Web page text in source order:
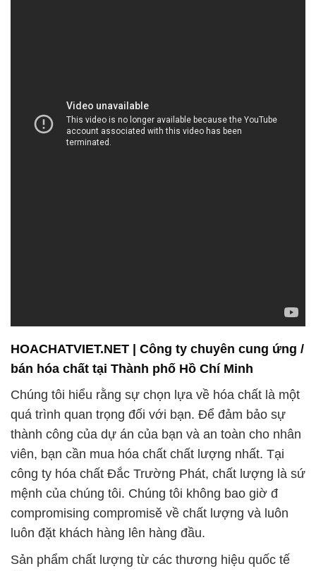
HOACHATVIET.NET | Công ty chuyên cung ứng /
bán hóa chất tại Thành phố Hồ Chí Minh
Chúng tôi hiểu rằng sự chọn lựa về hóa chất là một
quá trình quan trọng đối với bạn. Để đảm bảo sự
thành công của dự án của bạn và an toàn cho nhân
viên, bạn cần mua hóa chất chất lượng nhất. Tại
công ty hóa chất Đắc Trường Phát, chất lượng là sứ
mệnh của chúng tôi. Chúng tôi không bao giờ đ
compromising compromisě về chất lượng và luôn
luôn đặt khách hàng lên hàng đầu.
Sản phẩm chất lượng từ các thương hiệu quốc tế